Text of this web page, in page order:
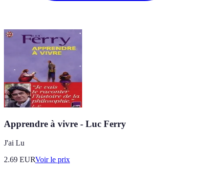
Apprendre à vivre - Luc Ferry
J'ai Lu
2.69 EURVoir le prix